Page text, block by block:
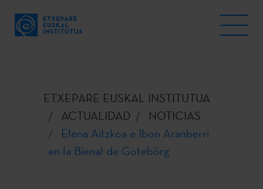
ETXEPARE EUSKAL INSTITUTUA
ACTUALIDAD
NOTICIAS
Elena Aitzkoa e Ibon Aranberri
en la Bienal de Gotebörg